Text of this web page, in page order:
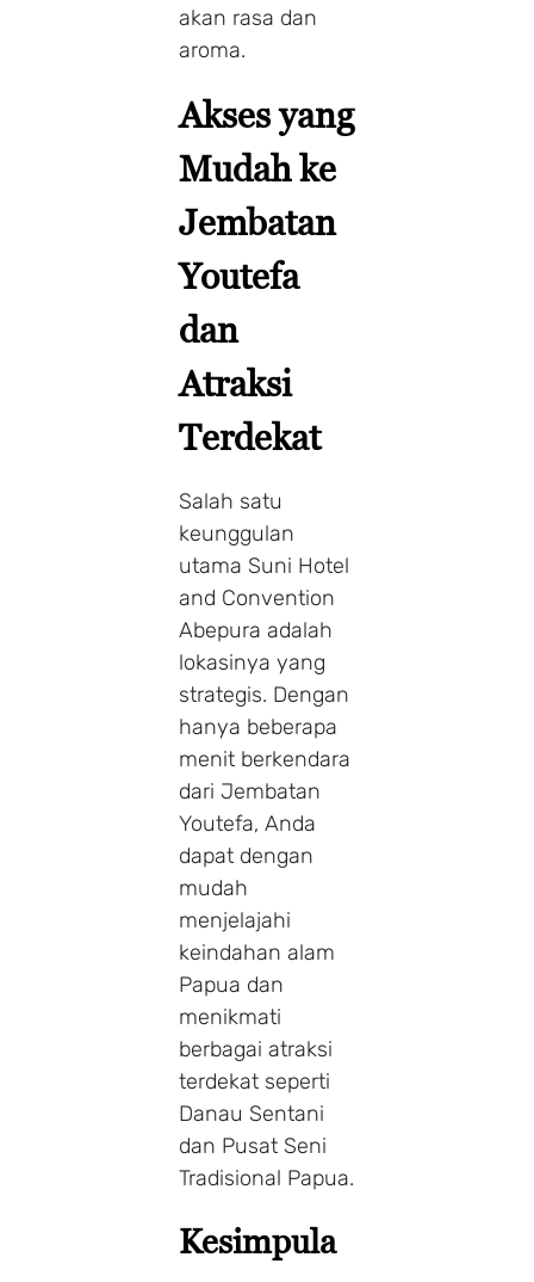
akan rasa dan
aroma.
Akses yang
Mudah ke
Jembatan
Youtefa
dan
Atraksi
Terdekat
Salah satu
keunggulan
utama Suni Hotel
and Convention
Abepura adalah
lokasinya yang
strategis. Dengan
hanya beberapa
menit berkendara
dari Jembatan
Youtefa, Anda
dapat dengan
mudah
menjelajahi
keindahan alam
Papua dan
menikmati
berbagai atraksi
terdekat seperti
Danau Sentani
dan Pusat Seni
Tradisional Papua.
Kesimpula